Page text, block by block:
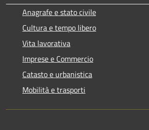
Anagrafe e stato civile
Cultura e tempo libero
Vita lavorativa
Imprese e Commercio
Catasto e urbanistica
Mobilità e trasporti